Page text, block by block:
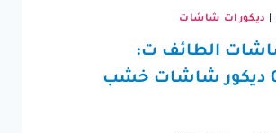
ديكورات شاشات
الطائف ت:
0550236381 ديكور شاشات خشب